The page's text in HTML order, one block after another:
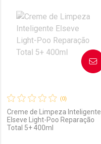
Laboratório
Por Menos
(0)
Creme de Limpeza Inteligente
Elseve Light-Poo Reparação
Total 5+ 400ml
AVISE-ME